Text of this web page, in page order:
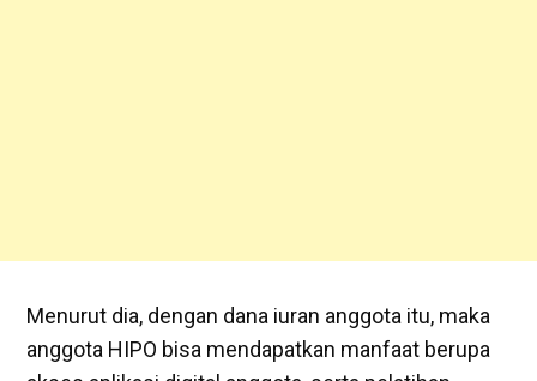
Menurut dia, dengan dana iuran anggota itu, maka
anggota HIPO bisa mendapatkan manfaat berupa